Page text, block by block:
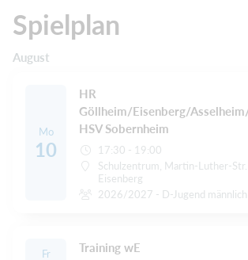
Spielplan
August
Mo
10
HR
Göllheim/Eisenberg/
HSV Sobernheim
17:30 - 19:00
Schulzentrum, Martin-Luther-
Eisenberg
2026/2027 - D-Jugend männlich
Fr Training wE